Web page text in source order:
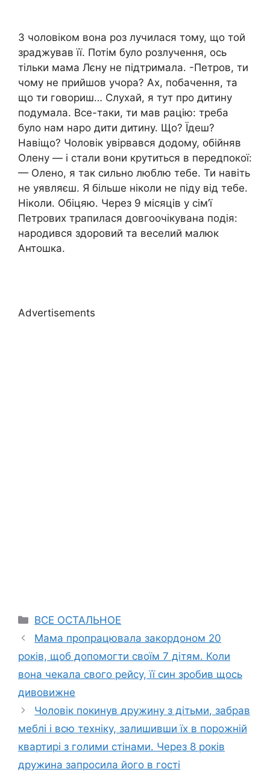
З чоловіком вона роз лучилася тому, що той
зраджував її. Потім було розлучення, ось
тільки мама Лєну не підтримала. -Петров, ти
чому не прийшов учора? Ах, побачення, та
що ти говориш… Слухай, я тут про дитину
подумала. Все-таки, ти мав рацію: треба
було нам наро дити дитину. Що? Їдеш?
Навіщо? Чоловік увірвався додому, обійняв
Олену — і стали вони крутиться в передпокої:
— Олено, я так сильно люблю тебе. Ти навіть
не уявляєш. Я більше ніколи не піду від тебе.
Ніколи. Обіцяю. Через 9 місяців у сім’ї
Петрових трапилася довгоочікувана подія:
народився здоровий та веселий малюк
Антошка.
Advertisements
Categories
ВСЕ ОСТАЛЬНОЕ
Мама пропрацювала закордоном 20
років, щоб допомогти своїм 7 дітям. Коли
вона чекала свого рейсу, її син зробив щось
дивовижне
Чоловік покинув дружину з дітьми, забрав
меблі і всю техніку, залишивши їх в порожній
квартирі з голими стінами. Через 8 років
дружина запросила його в гості